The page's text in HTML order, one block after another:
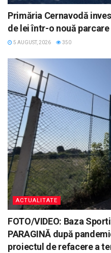
Primăria Cernavodă
de lei într-o nouă parcare
5 AUGUST, 2026 350
ACTUALITATE
FOTO/VIDEO: Baza
PARAGINĂ după
proiectul de refacere a